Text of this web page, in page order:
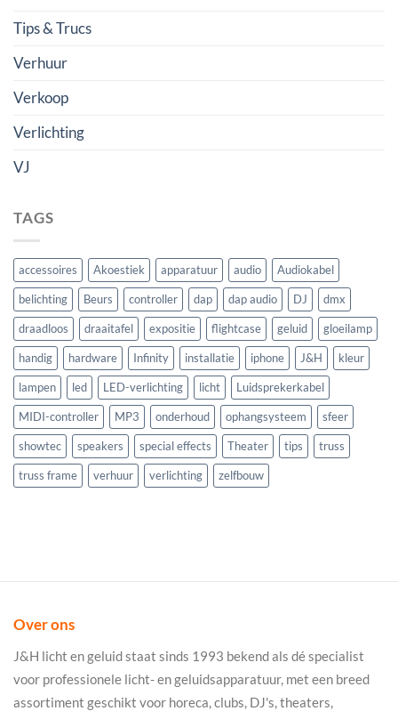
Tips & Trucs
Verhuur
Verkoop
Verlichting
VJ
TAGS
accessoires Akoestiek apparatuur audio Audiokabel
belichting Beurs controller dap dap audio DJ dmx
draadloos draaitafel expositie flightcase geluid gloeilamp
handig hardware Infinity installatie iphone J&H kleur
lampen led LED-verlichting licht Luidsprekerkabel
MIDI-controller MP3 onderhoud ophangsysteem sfeer
showtec speakers special effects Theater tips truss
truss frame verhuur verlichting zelfbouw
Over ons
J&H licht en geluid staat sinds 1993 bekend als dé specialist
voor professionele licht- en geluidsapparatuur, met een breed
assortiment geschikt voor horeca, clubs, DJ's, theaters,